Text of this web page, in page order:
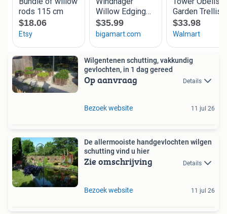
Wilgentenen schutting, vakkundig
gevlochten, in 1 dag gereed
Op aanvraag Details
Bezoek website 11 jul 26
De allermooiste handgevlochten wilgen
schutting vind u hier
Zie omschrijving Details
Bezoek website 11 jul 26